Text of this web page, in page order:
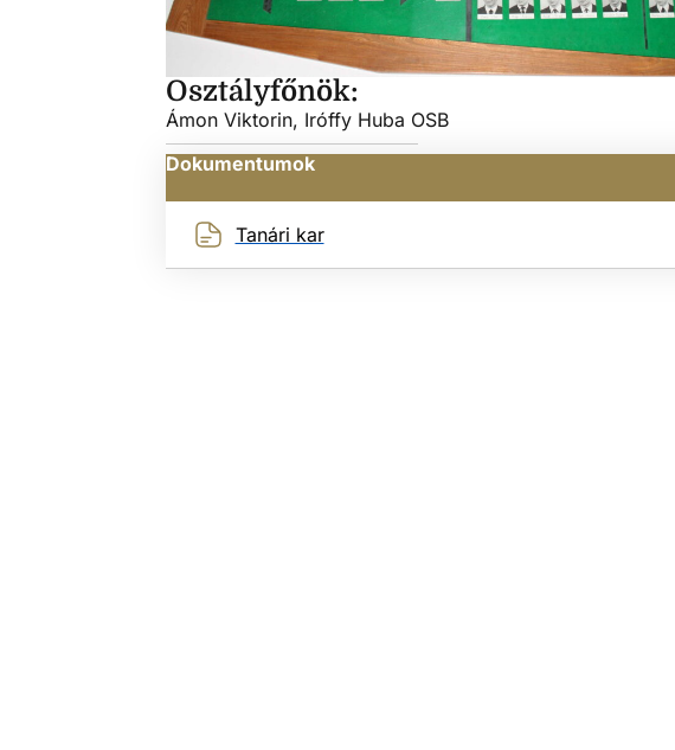
Osztályfőnök:
Ámon Viktorin, Iróffy Huba OSB
Dokumentumok
Tanári kar